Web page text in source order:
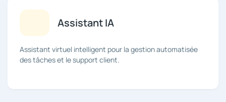
Assistant IA
Assistant virtuel intelligent pour la gestion automatisée
des tâches et le support client.